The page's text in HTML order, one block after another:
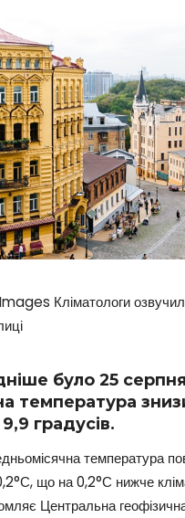
Кліматологи
було 25
температура
градусів.
температура
що на 0,2°С нижче
Центральна